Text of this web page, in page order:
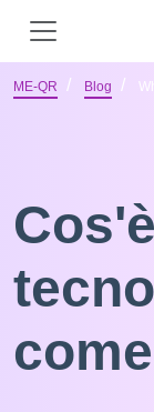
ME-QR Blog